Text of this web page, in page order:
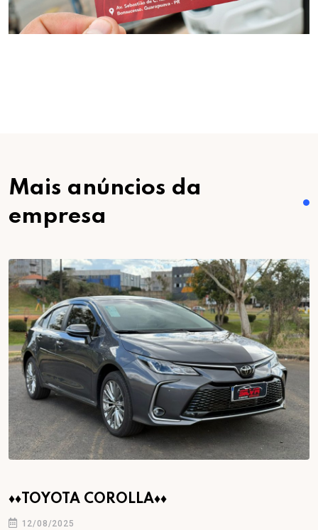
Mais anúncios da
empresa
♦♦TOYOTA COROLLA♦♦
12/08/2025